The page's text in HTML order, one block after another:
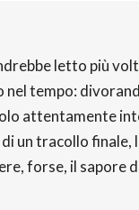
letto più
tempo:
attentamente
un tracollo finale,
forse, il sapore